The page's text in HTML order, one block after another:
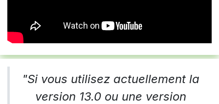
"Si vous utilisez actuellement la
version 13.0 ou une version